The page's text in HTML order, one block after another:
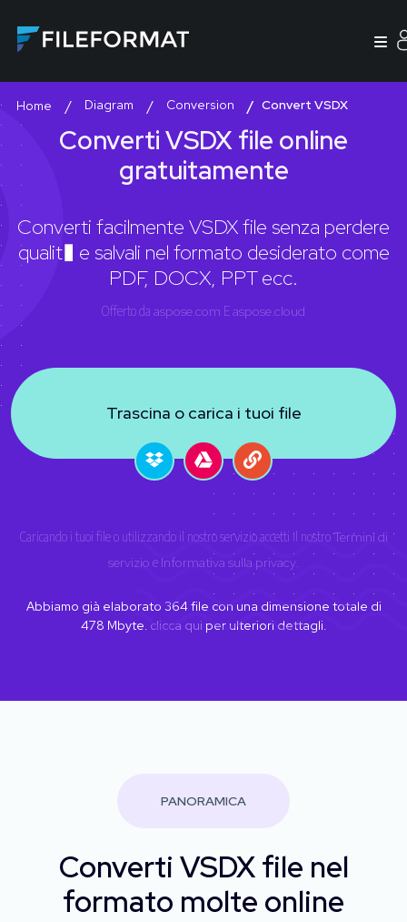
Home Diagram Conversion Convert VSDX
Converti VSDX file online
gratuitamente
Converti facilmente VSDX file senza perdere
qualit� e salvali nel formato desiderato come
PDF, DOCX, PPT ecc.
Offerto da aspose.com Easpose.cloud
Trascina o carica i tuoi file
Caricando i tuoi file o utilizzando il nostro servizio accetti il nostroTermini di
servizio e Informativa sulla privacy
Abbiamo già elaborato 364file con una dimensione totale di
478 Mbyte. clicca qui per ulteriori dettagli.
PANORAMICA
Converti VSDX file nel
formato molte online